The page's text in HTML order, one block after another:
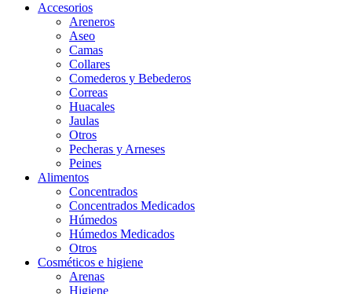
Accesorios
Areneros
Aseo
Camas
Collares
Comederos y Bebederos
Correas
Huacales
Jaulas
Otros
Pecheras y Arneses
Peines
Alimentos
Concentrados
Concentrados Medicados
Húmedos
Húmedos Medicados
Otros
Cosméticos e higiene
Arenas
Higiene